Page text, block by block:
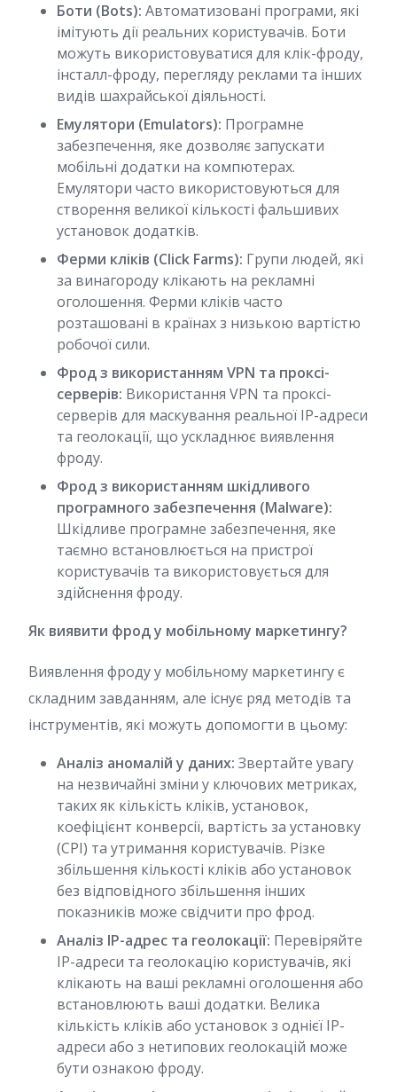
Боти (Bots): Автоматизовані програми, які
імітують дії реальних користувачів. Боти
можуть використовуватися для клік-фроду,
інсталл-фроду, перегляду реклами та інших
видів шахрайської діяльності.
Емулятори (Emulators): Програмне
забезпечення, яке дозволяє запускати
мобільні додатки на компютерах.
Емулятори часто використовуються для
створення великої кількості фальшивих
установок додатків.
Ферми кліків (Click Farms): Групи людей, які
за винагороду клікають на рекламні
оголошення. Ферми кліків часто
розташовані в країнах з низькою вартістю
робочої сили.
Фрод з використанням VPN та проксі-
серверів: Використання VPN та проксі-
серверів для маскування реальної IP-адреси
та геолокації, що ускладнює виявлення
фроду.
Фрод з використанням шкідливого
програмного забезпечення (Malware):
Шкідливе програмне забезпечення, яке
таємно встановлюється на пристрої
користувачів та використовується для
здійснення фроду.
Як виявити фрод у мобільному маркетингу?
Виявлення фроду у мобільному маркетингу є
складним завданням, але існує ряд методів та
інструментів, які можуть допомогти в цьому:
Аналіз аномалій у даних: Звертайте увагу
на незвичайні зміни у ключових метриках,
таких як кількість кліків, установок,
коефіцієнт конверсії, вартість за установку
(CPI) та утримання користувачів. Різке
збільшення кількості кліків або установок
без відповідного збільшення інших
показників може свідчити про фрод.
Аналіз IP-адрес та геолокації: Перевіряйте
IP-адреси та геолокацію користувачів, які
клікають на ваші рекламні оголошення або
встановлюють ваші додатки. Велика
кількість кліків або установок з однієї IP-
адреси або з нетипових геолокацій може
бути ознакою фроду.